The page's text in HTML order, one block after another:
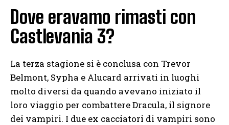
Dove eravamo rimasti con
Castlevania 3?
La terza stagione si è conclusa con Trevor
Belmont, Sypha e Alucard arrivati in luoghi
molto diversi da quando avevano iniziato il
loro viaggio per combattere Dracula, il signore
dei vampiri. I due ex cacciatori di vampiri sono